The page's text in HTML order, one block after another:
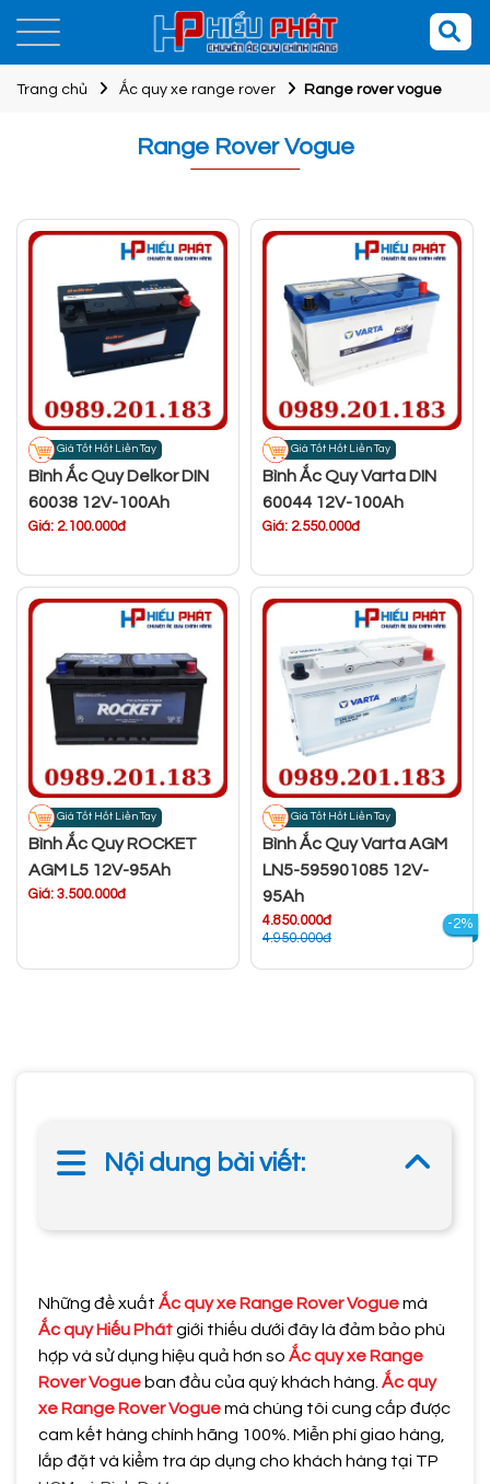
Trang chủ Ắc quy xe range rover Range rover vogue
Range Rover Vogue
Giá Tốt Hốt Liền Tay
Bình Ắc Quy Delkor DIN
60038 12V-100Ah
Giá: 2.100.000đ
Giá Tốt Hốt Liền Tay
Bình Ắc Quy Varta DIN
60044 12V-100Ah
Giá: 2.550.000đ
Giá Tốt Hốt Liền Tay
Bình Ắc Quy ROCKET
AGM L5 12V-95Ah
Giá: 3.500.000đ
Giá Tốt Hốt Liền Tay
Bình Ắc Quy Varta AGM
LN5-595901085 12V-
95Ah
4.850.000đ
4.950.000đ
-2%
Nội dung bài viết:
Những đề xuất Ắc quy xe Range Rover Voguemà
Ắc quy Hiếu Phátgiới thiếu dưới đây là đảm bảo phù
hợp và sử dụng hiệu quả hơn so Ắc quy xe Range
Rover Vogue ban đầu của quý khách hàng. Ắc quy
xe Range Rover Voguemà chúng tôi cung cấp được
cam kết hàng chính hãng 100%. Miễn phí giao hàng,
lắp đặt và kiểm tra áp dụng cho khách hàng tại TP